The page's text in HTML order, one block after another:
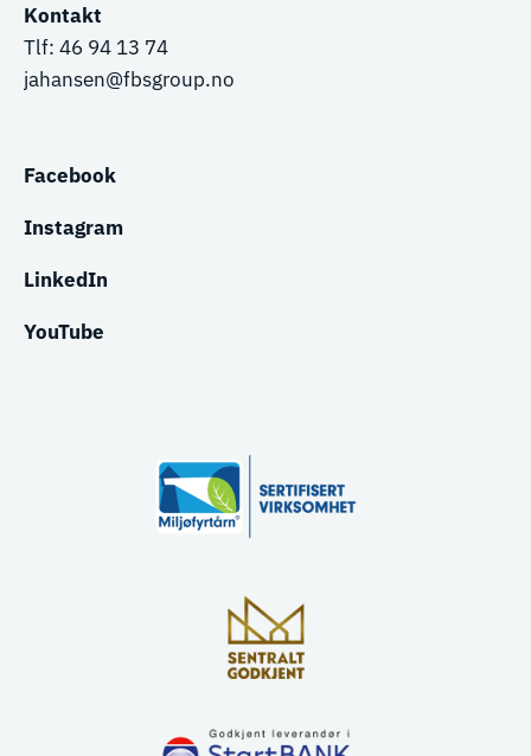
Kontakt
Tlf: 46 94 13 74
jahansen@fbsgroup.no
Facebook
Instagram
LinkedIn
YouTube